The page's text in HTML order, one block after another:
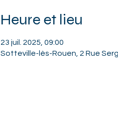
Heure et lieu
23 juil. 2025, 09:00
Sotteville-lès-Rouen, 2 Rue